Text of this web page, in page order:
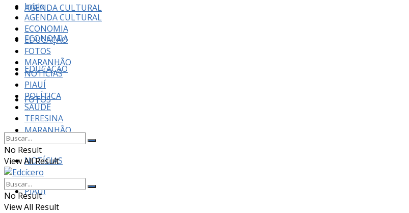
AGENDA CULTURAL
ECONOMIA
EDUCAÇÃO
FOTOS
MARANHÃO
NOTÍCIAS
PIAUÍ
Início
AGENDA CULTURAL
ECONOMIA
EDUCAÇÃO
FOTOS
MARANHÃO
NOTÍCIAS
PIAUÍ
POLÍTICA
SAÚDE
TERESINA
No Result
View All Result
No Result
View All Result